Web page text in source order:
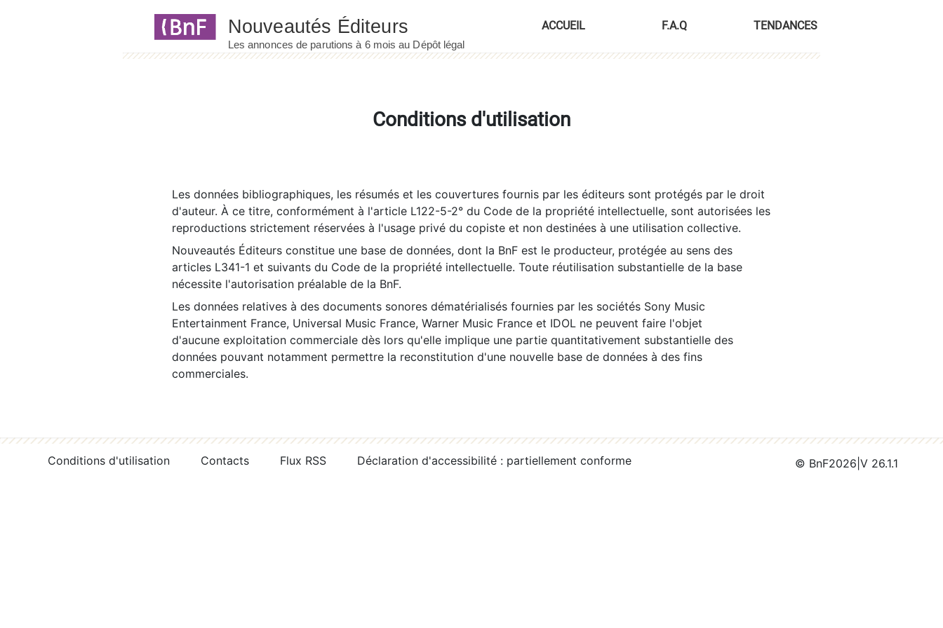
ACCUEIL F.A.Q TENDANCES
Conditions d'utilisation
Les données bibliographiques, les résumés et les couvertures fournis par les éditeurs sont protégés par le droit
d'auteur. À ce titre, conformément à l'article L122-5-2° du Code de la propriété intellectuelle, sont autorisées les
reproductions strictement réservées à l'usage privé du copiste et non destinées à une utilisation collective.
Nouveautés Éditeurs constitue une base de données, dont la BnF est le producteur, protégée au sens des
articles L341-1 et suivants du Code de la propriété intellectuelle. Toute réutilisation substantielle de la base
nécessite l'autorisation préalable de la BnF.
Les données relatives à des documents sonores dématérialisés fournies par les sociétés Sony Music
Entertainment France, Universal Music France, Warner Music France et IDOL ne peuvent faire l'objet
d'aucune exploitation commerciale dès lors qu'elle implique une partie quantitativement substantielle des
données pouvant notamment permettre la reconstitution d'une nouvelle base de données à des fins
commerciales.
Conditions d'utilisation Contacts Flux RSS Déclaration d'accessibilité : partiellement conforme © BnF2026 V 26.1.1